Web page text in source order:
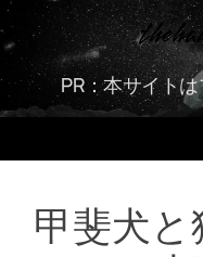
S
k
t
c
PR：本サイト
甲斐犬